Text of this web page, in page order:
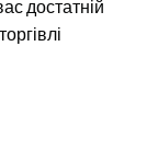
достатній